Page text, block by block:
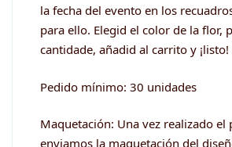
la fecha del evento en los
para ello. Elegid el color de la flor,
cantidade, añadid al carrito y ¡listo!
Pedido mínimo: 30 unidades
Maquetación: Una vez realizado el
enviamos la maquetación del